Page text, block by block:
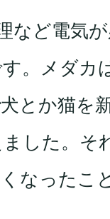
など電気
。メダカ
犬とか猫を
した。そ
なったこ